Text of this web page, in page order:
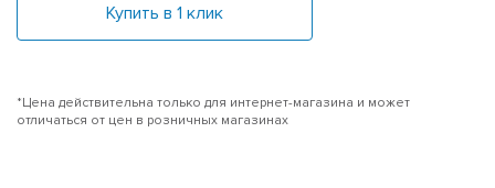
Купить в 1 клик
*Цена действительна только для интернет-магазина и может
отличаться от цен в розничных магазинах